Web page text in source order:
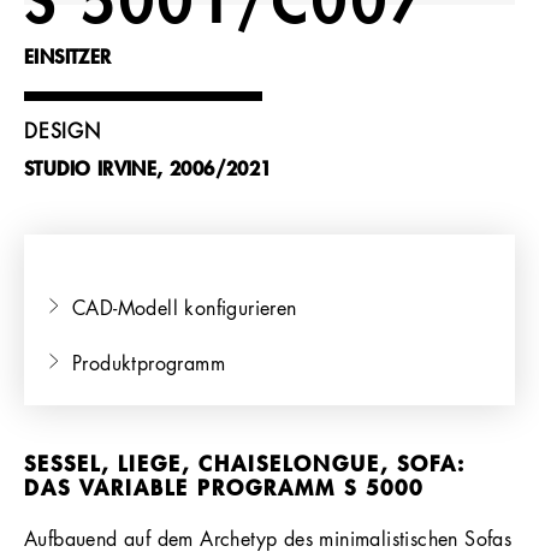
DE
EINSITZER
DESIGN
STUDIO IRVINE, 2006/2021
CAD-Modell konfigurieren
Produktprogramm
SESSEL, LIEGE, CHAISELONGUE, SOFA:
DAS VARIABLE PROGRAMM S 5000
Aufbauend auf dem Archetyp des minimalistischen Sofas